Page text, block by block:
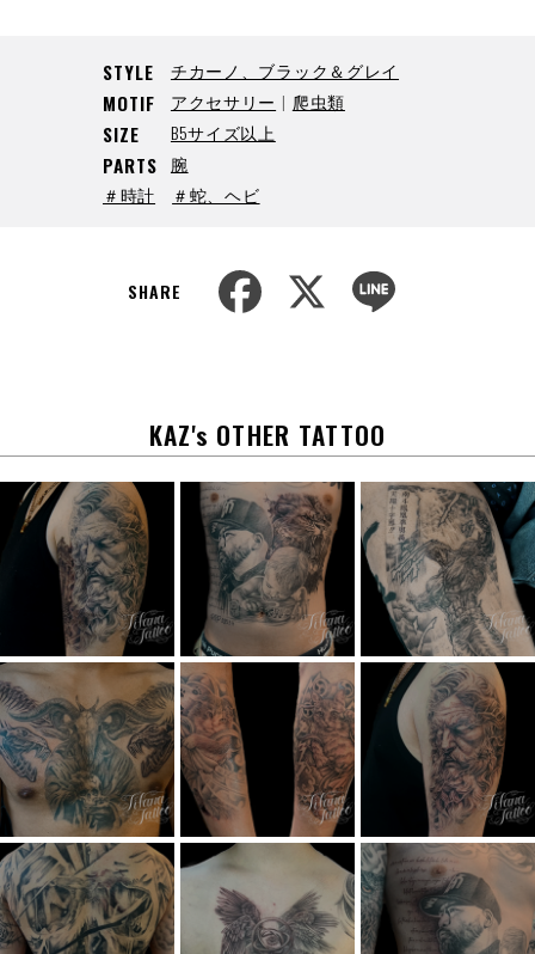
STYLE チカーノ、ブラック＆グレイ
MOTIF アクセサリー 爬虫類
SIZE B5サイズ以上
PARTS
腕
＃時計
＃蛇、ヘビ
SHARE
KAZ's OTHER TATTOO